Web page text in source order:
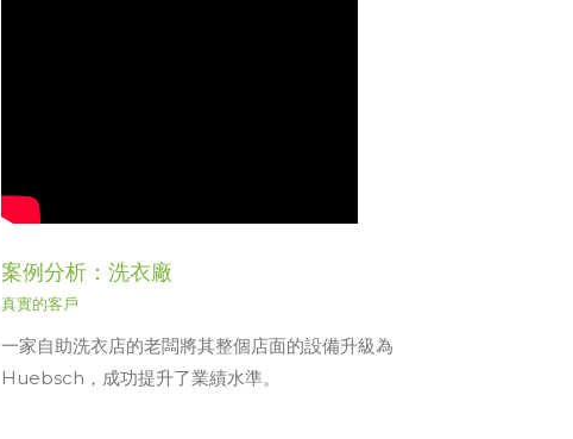
案例分析：洗衣廠
真實的客戶
一家自助洗衣店的老闆將其整個店面的設備升級為
Huebsch，成功提升了業績水準。